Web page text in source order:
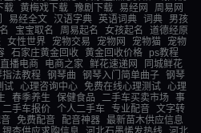
载 黄梅戏下载 豫剧下载 易经网
周易网
易经全文 汉语字典 英语词典 词典
男孩
宝宝取名 周易起名 女孩起名
道德经原
女性世界 宠物交易 宠物网 宠物猫
宠物
石家庄黄金回收 黄金回收价格
ps教程
直播电商 电商之家 鲜花速递网
同城鲜花
指法教程 钢琴曲 钢琴入门简单曲子 钢琴
试 心理咨询中心 免费在线心理测试 心理
春季养生 保健食品 二手车买卖市场
事
二手车报价 个人二手车 专业配音 文字转
免费配音 配音神器
最新苗木供应信息